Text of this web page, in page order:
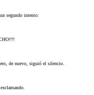
segundo intento:
de nuevo, siguió el silencio.